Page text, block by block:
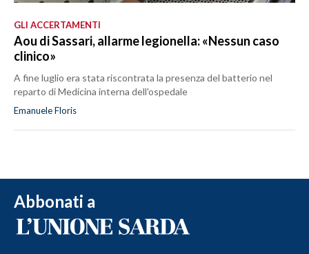
GLI ACCERTAMENTI
Aou di Sassari, allarme legionella: «Nessun caso
clinico»
A fine luglio era stata riscontrata la presenza del batterio nel
reparto di Medicina interna dell'ospedale
Emanuele Floris
Abbonati a